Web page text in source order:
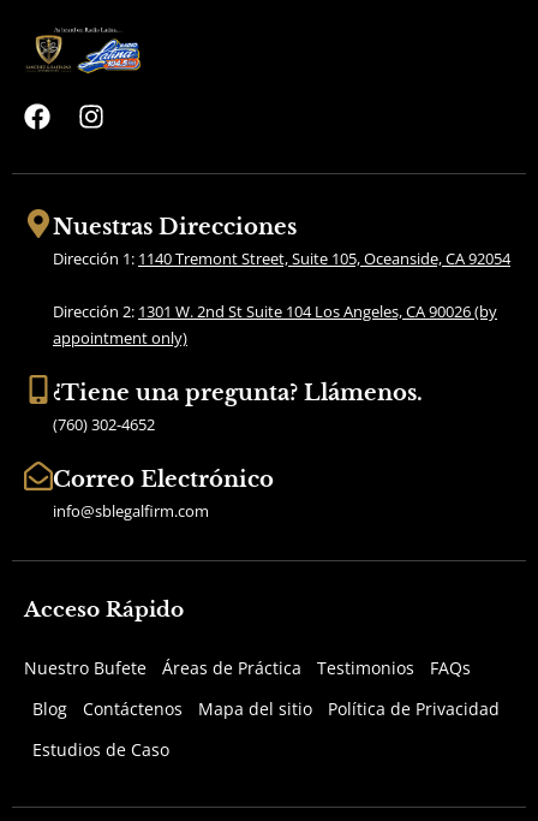
F
a
c
b
o
I
s
a
g
r
a
m
Nuestras Direcciones
Dirección 1: 1140 Tremont Street, Suite 105, Oceanside, CA 92054
Dirección 2: 1301 W. 2nd St Suite 104 Los Angeles, CA 90026 (by
appointment only)
¿Tiene una pregunta? Llámenos.
(760) 302-4652
Correo Electrónico
info@sblegalfirm.com
Acceso Rápido
Nuestro Bufete Áreas de Práctica Testimonios
FAQs
Blog
Contáctenos Mapa del sitio
Política de Privacidad
Estudios de Caso